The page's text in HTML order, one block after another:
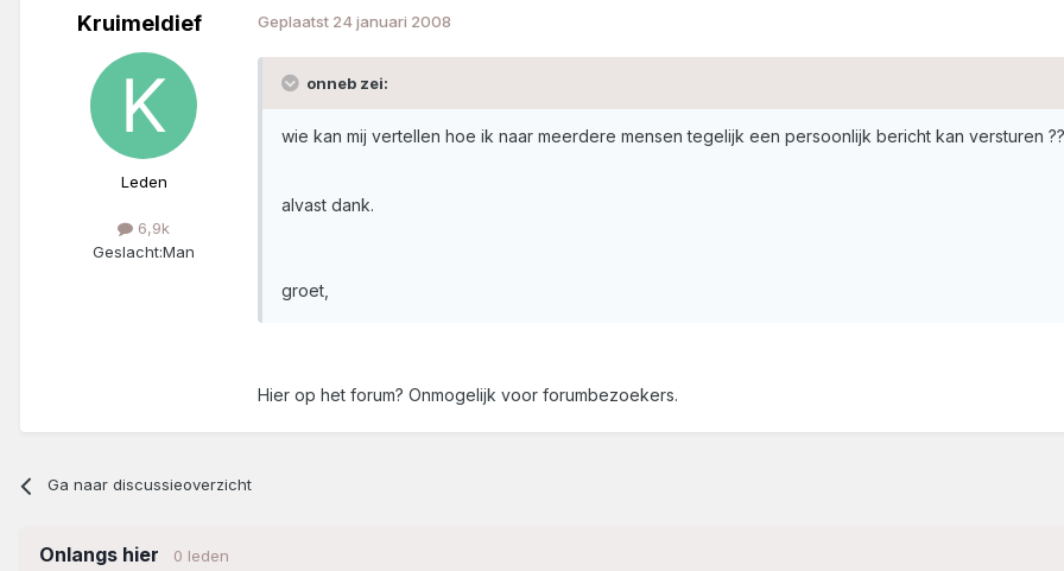
Kruimeldief
Leden
6,9k
Geslacht:Man
Geplaatst 24 januari 2008
onneb zei:
wie kan mij vertellen hoe ik naar meerdere mensen tegelijk een persoonlijk bericht kan versturen ??
alvast dank.
groet,
Hier op het forum? Onmogelijk voor forumbezoekers.
Ga naar discussieoverzicht
Onlangs hier 0 leden